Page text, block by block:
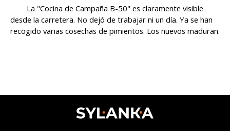
La "Cocina de Campaña B-50" es claramente visible
desde la carretera. No dejó de trabajar ni un día. Ya se han
recogido varias cosechas de pimientos. Los nuevos maduran.